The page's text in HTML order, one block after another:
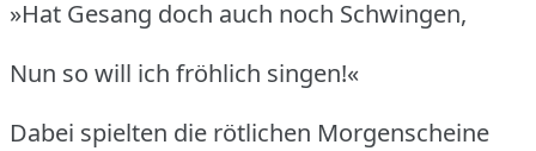
»Hat Gesang doch auch noch Schwingen,
Nun so will ich fröhlich singen!«
Dabei spielten die rötlichen Morgenscheine